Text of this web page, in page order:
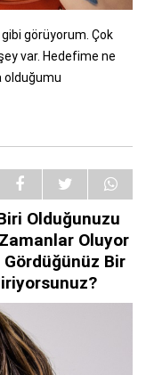
görüyorum. Çok
var. Hedefime ne
olduğumu
Olduğunuzu
Oluyor
Gördüğünüz Bir